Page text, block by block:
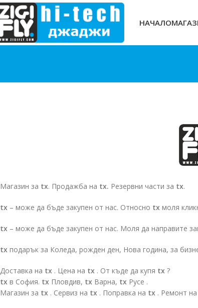
НАЧАЛО
Магазин за tx. Продажба на tx. Резервни части за tx.
tx – може да бъде закупен от нас. Относно tx моля
tx – може да бъде закупен от нас. Моля да направите
tx подарък за Коледа, рожден ден, Нова година, за
Доставка на tx . Цена на tx . От къде да купя tx ?
tx в София. tx Пловдив, tx Варна, tx Русе .
Магазин за tx . Сервиз на tx . Поправка на tx . Ремонт на